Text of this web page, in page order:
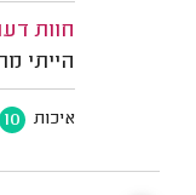
חוות
הייתי
איכות 10